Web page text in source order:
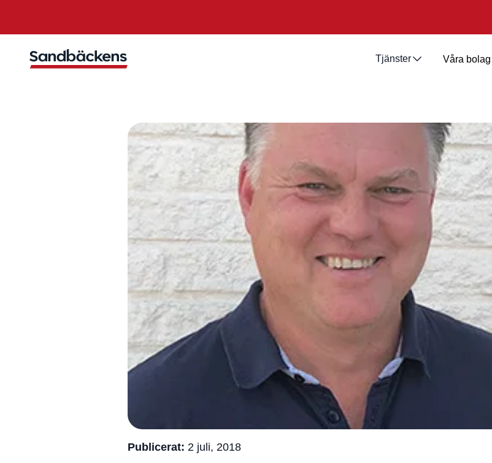
Tjänster Våra bolag
Publicerat: 2 juli, 2018